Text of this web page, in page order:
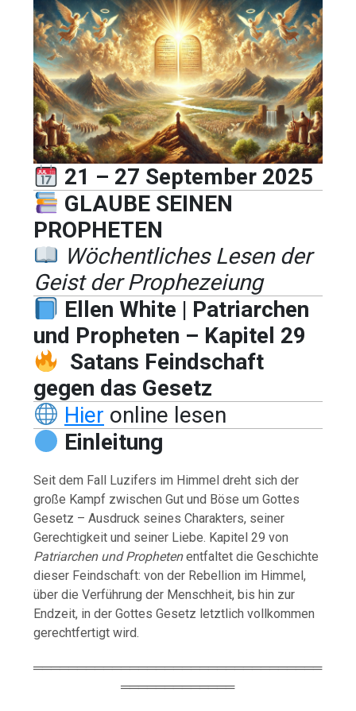
21 – 27 September 2025
GLAUBE SEINEN
PROPHETEN
Wöchentliches Lesen der
Geist der Prophezeiung
Ellen White | Patriarchen
und Propheten – Kapitel 29
Satans Feindschaft
gegen das Gesetz
Hier online lesen
Einleitung
Seit dem Fall Luzifers im Himmel dreht sich der
große Kampf zwischen Gut und Böse um Gottes
Gesetz – Ausdruck seines Charakters, seiner
Gerechtigkeit und seiner Liebe. Kapitel 29 von
Patriarchen und Prophetenentfaltet die Geschichte
dieser Feindschaft: von der Rebellion im Himmel,
über die Verführung der Menschheit, bis hin zur
Endzeit, in der Gottes Gesetz letztlich vollkommen
gerechtfertigt wird.
═════════════════════════════════
═════════════